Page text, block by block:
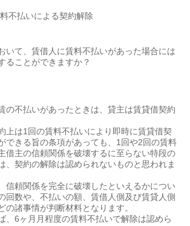
不払いによる契約解除
いて、賃借人に賃料不払いがあった場合には
ることができますか？
の不払いがあったときは、貸主は賃貸借契約
上は1回の賃料不払いにより即時に賃貸借契
できる旨の条項があっても、1回や2回の賃料
借主の信頼関係を破壊するに至らない特段の
、契約の解除は認められないものと思われま
信頼関係を完全に破壊したといえるかについ
回数や、不払いの額、賃借人側及び賃貸人側
の諸事情が判断材料となります。
、6ヶ月月程度の賃料不払いで解除は認めら